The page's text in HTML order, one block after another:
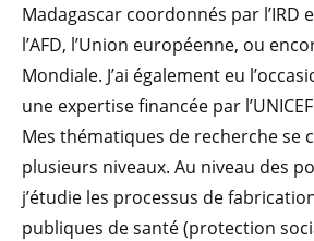
Madagascar coordonnés par l’IRD
l’AFD, l’Union européenne, ou
Mondiale. J’ai également eu
une expertise financée par
Mes thématiques de recherche se
plusieurs niveaux. Au niveau des
j’étudie les processus de
publiques de santé (protection